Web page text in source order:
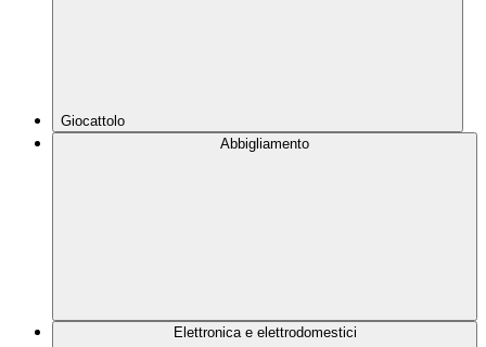
Giocattolo
Abbigliamento
Elettronica e elettrodomestici